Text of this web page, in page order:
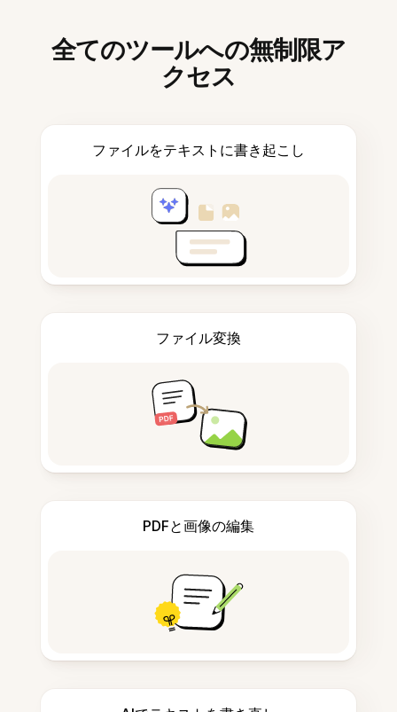
全てのツールへの無制限ア
クセス
ファイルをテキストに書き起こし
ファイル変換
PDFと画像の編集